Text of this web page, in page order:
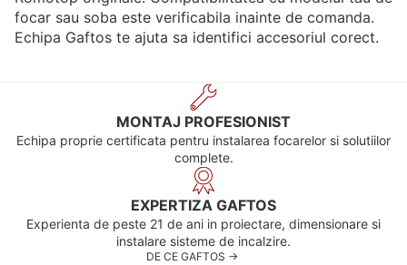
focar sau soba este verificabila inainte de comanda.
Echipa Gaftos te ajuta sa identifici accesoriul corect.
MONTAJ PROFESIONIST
Echipa proprie certificata pentru instalarea focarelor si solutiilor
complete.
EXPERTIZA GAFTOS
Experienta de peste 21 de ani in proiectare, dimensionare si
instalare sisteme de incalzire.
DE CE GAFTOS ->